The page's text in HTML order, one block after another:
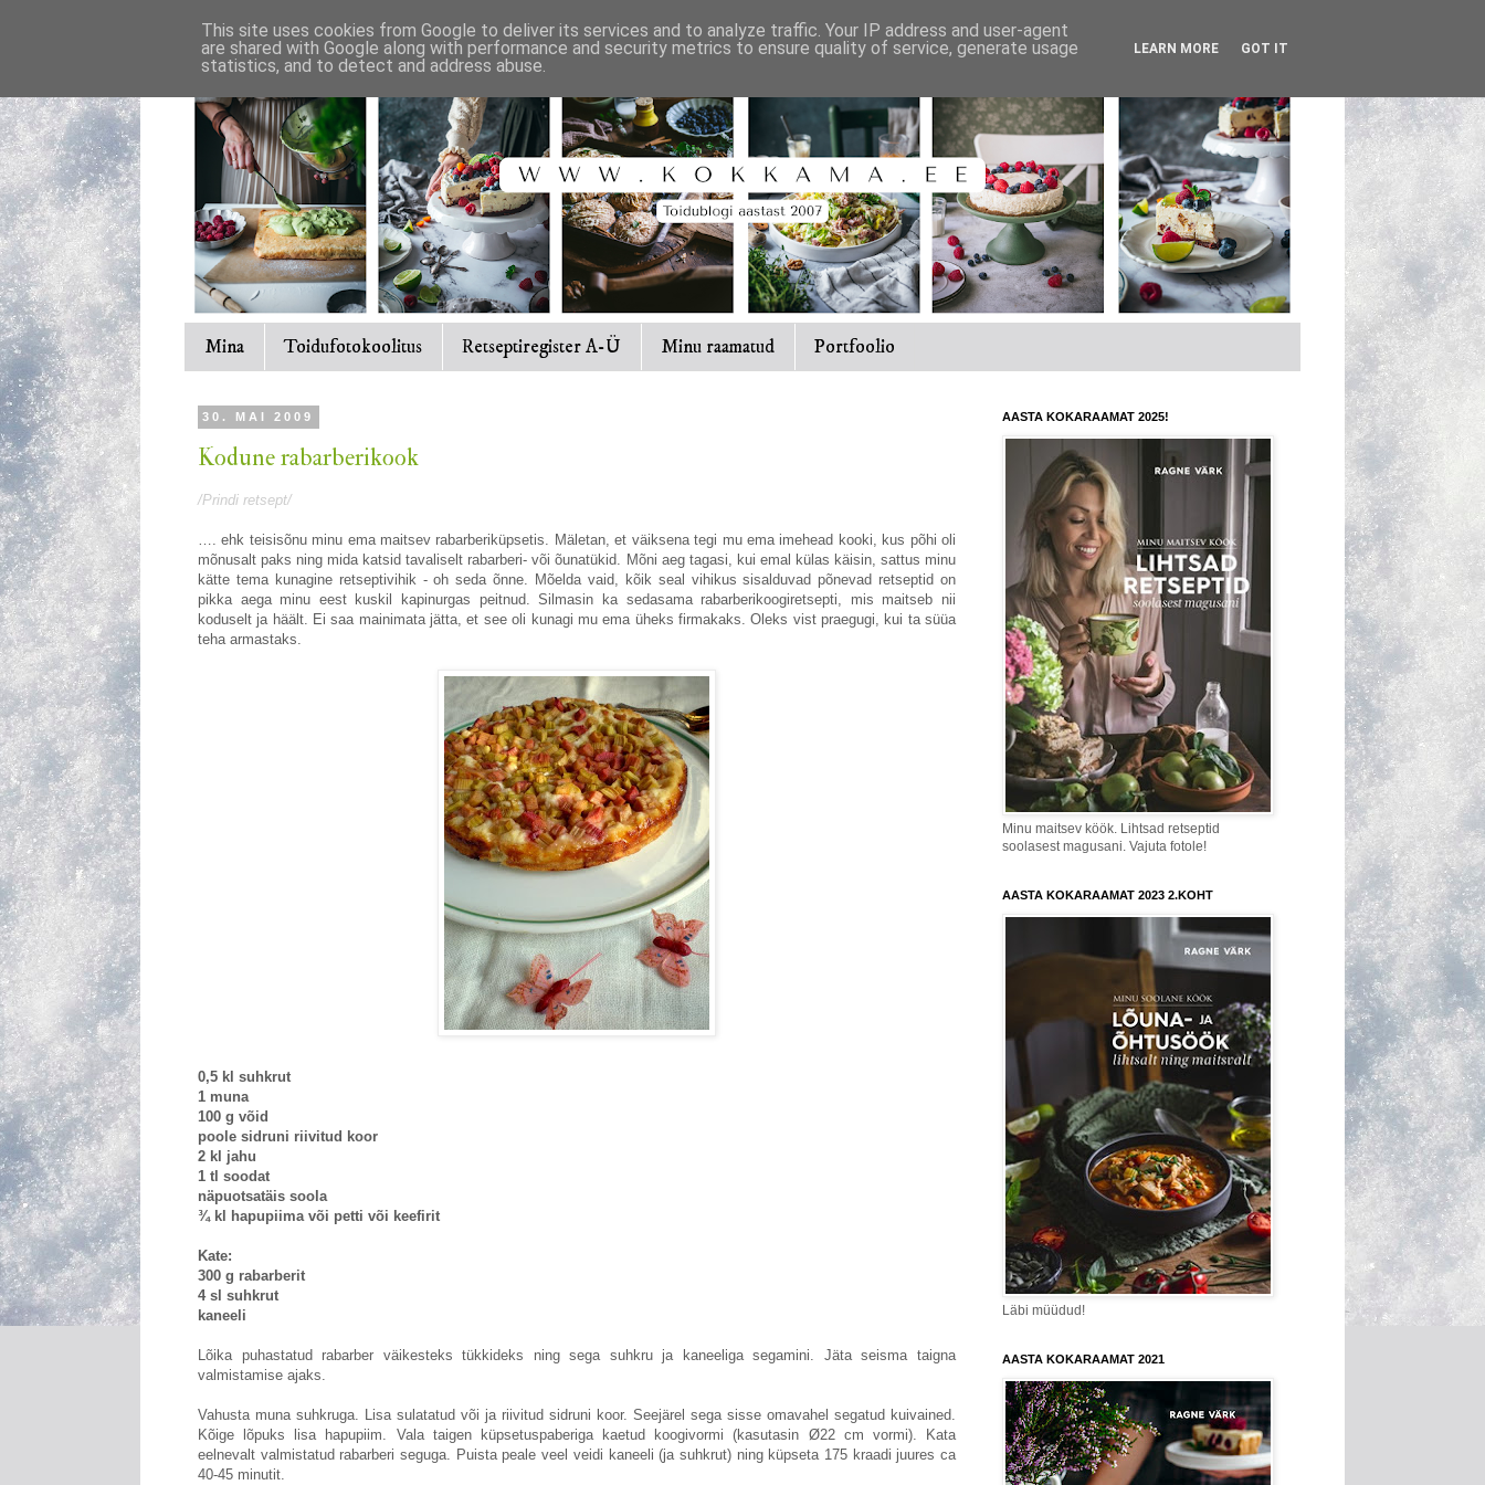
Mina Toidufotokoolitus Retseptiregister A-Ü Minu raamatud Portfoolio
30. MAI 2009
Kodune rabarberikook
/Prindi retsept/
…. ehk teisisõnu minu ema maitsev rabarberiküpsetis. Mäletan, et väiksena tegi mu ema imehead kooki, kus põhi oli
mõnusalt paks ning mida katsid tavaliselt rabarberi- või õunatükid. Mõni aeg tagasi, kui emal külas käisin, sattus minu
kätte tema kunagine retseptivihik - oh seda õnne. Mõelda vaid, kõik seal vihikus sisalduvad põnevad retseptid on
pikka aega minu eest kuskil kapinurgas peitnud. Silmasin ka sedasama rabarberikoogiretsepti, mis maitseb nii
koduselt ja häält. Ei saa mainimata jätta, et see oli kunagi mu ema üheks firmakaks. Oleks vist praegugi, kui ta süüa
teha armastaks.
0,5 kl suhkrut
1 muna
100 g võid
poole sidruni riivitud koor
2 kl jahu
1 tl soodat
näpuotsatäis soola
¾ kl hapupiima või petti või keefirit
Kate:
300 g rabarberit
4 sl suhkrut
kaneeli
Lõika puhastatud rabarber väikesteks tükkideks ning sega suhkru ja kaneeliga segamini. Jäta seisma taigna
valmistamise ajaks.
Vahusta muna suhkruga. Lisa sulatatud või ja riivitud sidruni koor. Seejärel sega sisse omavahel segatud kuivained.
Kõige lõpuks lisa hapupiim. Vala taigen küpsetuspaberiga kaetud koogivormi (kasutasin Ø22 cm vormi). Kata
eelnevalt valmistatud rabarberi seguga. Puista peale veel veidi kaneeli (ja suhkrut) ning küpseta 175 kraadi juures ca
40-45 minutit.
AASTA KOKARAAMAT 2025!
Minu maitsev köök. Lihtsad retseptid
soolasest magusani. Vajuta fotole!
AASTA KOKARAAMAT 2023 2.KOHT
Läbi müüdud!
AASTA KOKARAAMAT 2021
This site uses cookies from Google to deliver its services and to analyze traffic. Your IP address and user-agent
are shared with Google along with performance and security metrics to ensure quality of service, generate usage
statistics, and to detect and address abuse.
LEARN MORE GOT IT